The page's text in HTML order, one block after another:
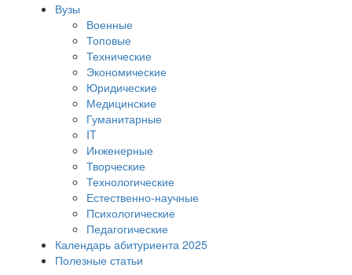
Вузы
Военные
Топовые
Технические
Экономические
Юридические
Медицинские
Гуманитарные
IT
Инженерные
Творческие
Технологические
Естественно-научные
Психологические
Педагогические
Календарь абитуриента 2025
Полезные статьи